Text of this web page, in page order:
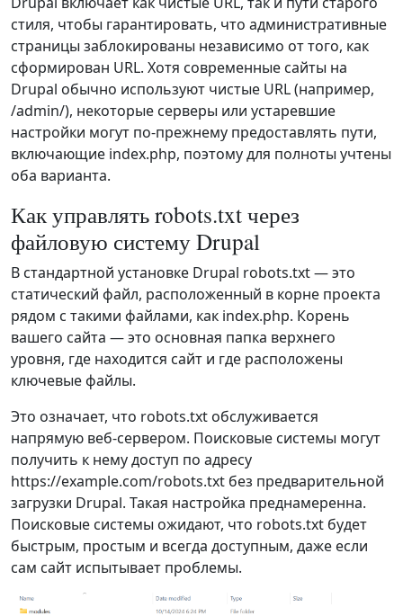
стиля, чтобы гарантировать, что административные
страницы заблокированы независимо от того, как
сформирован URL. Хотя современные сайты на
Drupal обычно используют чистые URL (например,
/admin/), некоторые серверы или устаревшие
настройки могут по‑прежнему предоставлять пути,
включающие index.php, поэтому для полноты учтены
оба варианта.
Как управлять robots.txt через
файловую систему Drupal
В стандартной установке Drupal robots.txt — это
статический файл, расположенный в корне проекта
рядом с такими файлами, как index.php. Корень
вашего сайта — это основная папка верхнего
уровня, где находится сайт и где расположены
ключевые файлы.
Это означает, что robots.txt обслуживается
напрямую веб‑сервером. Поисковые системы могут
получить к нему доступ по адресу
https://example.com/robots.txt без предварительной
загрузки Drupal. Такая настройка преднамеренна.
Поисковые системы ожидают, что robots.txt будет
быстрым, простым и всегда доступным, даже если
сам сайт испытывает проблемы.